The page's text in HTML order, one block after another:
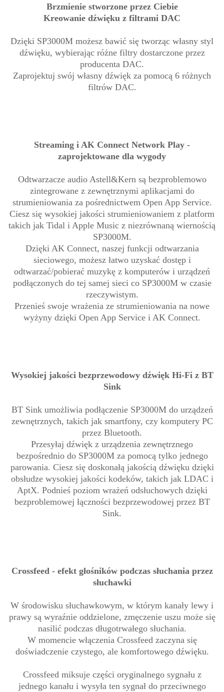
Brzmienie stworzone przez Ciebie
Kreowanie dźwięku z filtrami DAC
Dzięki SP3000M możesz bawić się tworząc własny styl
dźwięku, wybierając różne filtry dostarczone przez
producenta DAC.
Zaprojektuj swój własny dźwięk za pomocą 6 różnych
filtrów DAC.
Streaming i AK Connect Network Play -
zaprojektowane dla wygody
Odtwarzacze audio Astell&Kern są bezproblemowo
zintegrowane z zewnętrznymi aplikacjami do
strumieniowania za pośrednictwem Open App Service.
Ciesz się wysokiej jakości strumieniowaniem z platform
takich jak Tidal i Apple Music z niezrównaną wiernością
SP3000M.
Dzięki AK Connect, naszej funkcji odtwarzania
sieciowego, możesz łatwo uzyskać dostęp i
odtwarzać/pobierać muzykę z komputerów i urządzeń
podłączonych do tej samej sieci co SP3000M w czasie
rzeczywistym.
Przenieś swoje wrażenia ze strumieniowania na nowe
wyżyny dzięki Open App Service i AK Connect.
Wysokiej jakości bezprzewodowy dźwięk Hi-Fi z BT
Sink
BT Sink umożliwia podłączenie SP3000M do urządzeń
zewnętrznych, takich jak smartfony, czy komputery PC
przez Bluetooth.
Przesyłaj dźwięk z urządzenia zewnętrznego
bezpośrednio do SP3000M za pomocą tylko jednego
parowania. Ciesz się doskonałą jakością dźwięku dzięki
obsłudze wysokiej jakości kodeków, takich jak LDAC i
AptX. Podnieś poziom wrażeń odsłuchowych dzięki
bezproblemowej łączności bezprzewodowej przez BT
Sink.
Crossfeed - efekt głośników podczas słuchania przez
słuchawki
W środowisku słuchawkowym, w którym kanały lewy i
prawy są wyraźnie oddzielone, zmęczenie uszu może się
nasilić podczas długotrwałego słuchania.
W momencie włączenia Crossfeed zaczyna się
doświadczenie czystego, ale komfortowego dźwięku.
Crossfeed miksuje części oryginalnego sygnału z
jednego kanału i wysyła ten sygnał do przeciwnego